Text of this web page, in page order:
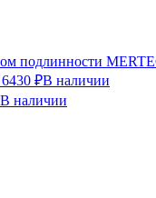
подлинности
6430 ₽В наличии
В наличии